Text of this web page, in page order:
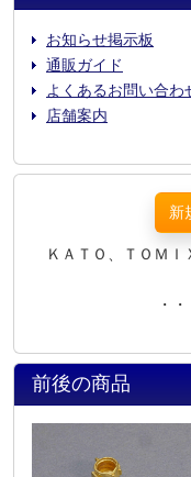
お知らせ掲示板
通販ガイド
よくあるお問い合わ
店舗案内
新
ＫＡＴＯ、ＴＯＭ
・・
前後の商品